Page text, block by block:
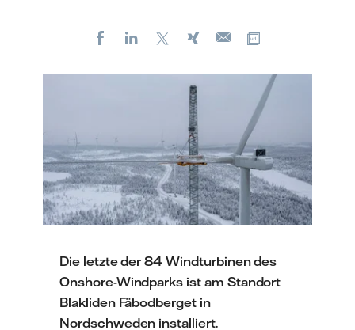
FacebookLinkedIn Xing
E-
Die letzte der 84 Windturbinen des
Onshore-Windparks ist am Standort
Blakliden Fäbodberget in
Nordschweden installiert.